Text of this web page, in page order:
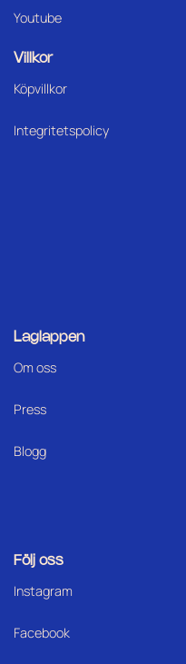
Youtube
Villkor
Köpvillkor
Integritetspolicy
Laglappen
Om oss
Press
Blogg
Följ oss
Instagram
Facebook